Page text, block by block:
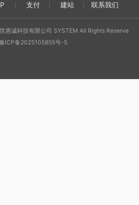
支付 建站 联系我们
诚科技有限公司 SYSTEM All Rights Reserve
ICP备2025105855号-5